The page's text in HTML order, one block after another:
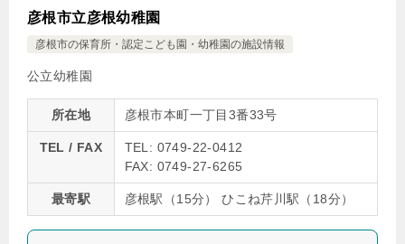
彦根市立彦根幼稚園
彦根市の保育所・認定こども園・幼稚園の施設情報
公立幼稚園
所在地 彦根市本町一丁目3番33号
TEL / FAX
TEL: 0749-22-0412
FAX: 0749-27-6265
最寄駅 彦根駅（15分） ひこね芹川駅（18分）